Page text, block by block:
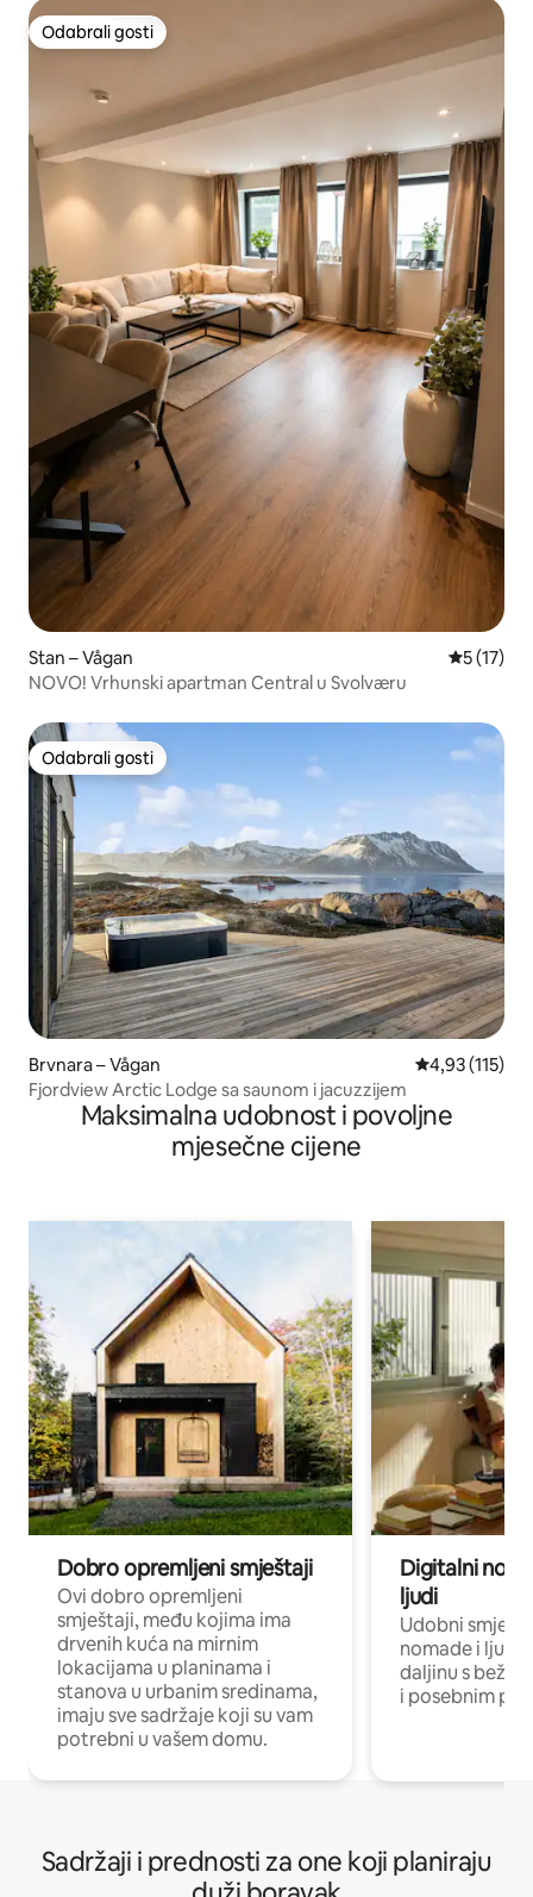
Odabrali gosti
Odabrali gosti
Stan – Vågan Prosječna
5 (17)
NOVO! Vrhunski apartman Central u Svolværu
Odabrali gosti
Odabrali gosti
Brvnara – Vågan Prosječna
4,93 (115)
Fjordview Arctic Lodge sa saunom i jacuzzijem
Maksimalna udobnost i povoljne
mjesečne cijene
Dobro opremljeni smještaji
Ovi dobro opremljeni
smještaji, među kojima ima
drvenih kuća na mirnim
lokacijama u planinama i
stanova u urbanim sredinama,
imaju sve sadržaje koji su vam
potrebni u vašem domu.
Digitalni
ljudi
Udobni
nomade i ljude
daljinu s
i posebnim
Sadržaji i prednosti za one koji planiraju